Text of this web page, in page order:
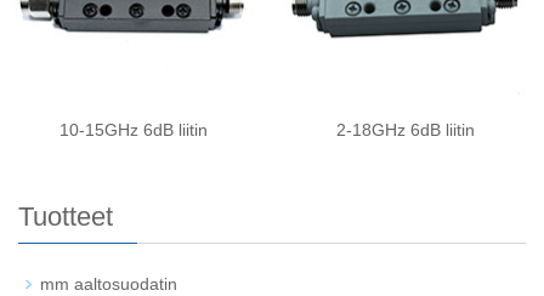
10-15GHz 6dB liitin 2-18GHz 6dB liitin
Tuotteet
mm aaltosuodatin